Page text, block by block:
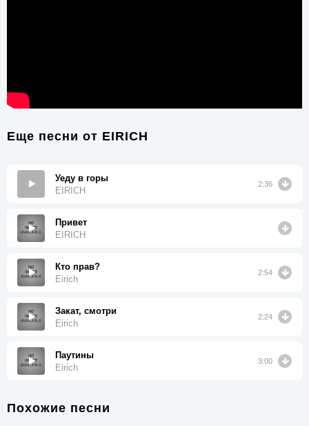
Еще песни от EIRICH
Уеду в горы
EIRICH
2:36
Привет
EIRICH
Кто прав?
Eirich
2:54
Закат, смотри
Eirich
2:24
Паутины
Eirich
3:00
Похожие песни